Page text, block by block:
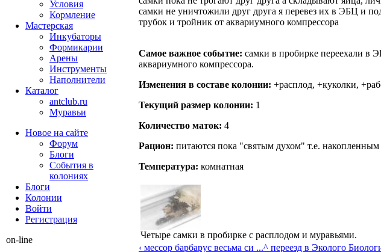
самки не уничтожили друг друга я перевез их в ЭБЦ и
трубок и тройник от аквариумного компрессора
Самое важное событие: самки в пробирке переехали в
аквариумного компрессора.
Изменения в составе кoлонии: +расплод, +куколки,
Текущий размер кoлонии: 1
Количество маток: 4
Рацион: питаются пока "святым духом" т.е.
Температура: комнатная
Четыре самки в пробирке с расплодом и муравьями.
‹ мессор барбарус весьма си ...^ переезд в Эколого
Условия
Кормление
Мастерская
Инкубаторы
Формикарии
Арены
Инструменты
Наполнители
Каталог
antclub.ru
Муравьи
Новое на сайте
Форум
Блоги
События в
колониях
Блоги
Колонии
Войти
Peгиcтpaция
on-line